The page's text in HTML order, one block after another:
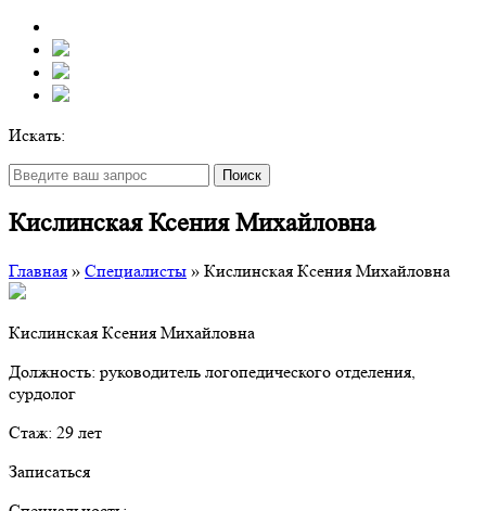
Искать:
Поиск
Кислинская Ксения Михайловна
Главная » Специалисты » Кислинская Ксения Михайловна
Кислинская Ксения Михайловна
Должность: руководитель логопедического отделения,
сурдолог
Стаж: 29 лет
Записаться